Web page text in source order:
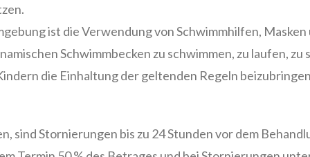
ist die Verwendung von Schwimmhilfen,
Schwimmbecken zu schwimmen, zu laufen, zu
die Einhaltung der geltenden Regeln
sind Stornierungen bis zu 24 Stunden vor dem